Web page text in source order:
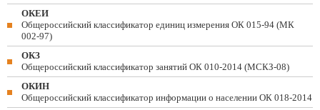
ОКЕИ
Общероссийский классификатор единиц измерения ОК 015-94 (МК
002-97)
ОКЗ
Общероссийский классификатор занятий ОК 010-2014 (МСКЗ-08)
ОКИН
Общероссийский классификатор информации о населении ОК 018-2014